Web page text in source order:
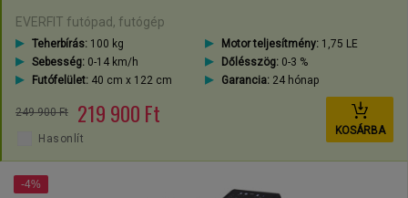
EVERFIT futópad, futógép
Teherbírás: 100 kg Motor teljesítmény:1,75 LE
Sebesség: 0-14 km/h Dőlésszög:0-3 %
Futófelület: 40 cm x 122 cm Garancia:24 hónap
249 900 Ft 219 900 Ft
KOSÁRBA
Hasonlít
-4%